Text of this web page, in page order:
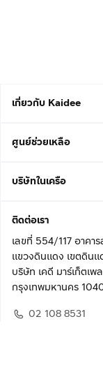
เกี่ยวกับ Kaidee
ศูนย์ช่วยเหลือ
บริษัทในเครือ
ติดต่อเรา
เลขที่ 554/117 อาคา
แขวงดินแดง เขตดินแ
บริษัท เคดี มาร์เก็ตเ
กรุงเทพมหานคร
02 108 8531